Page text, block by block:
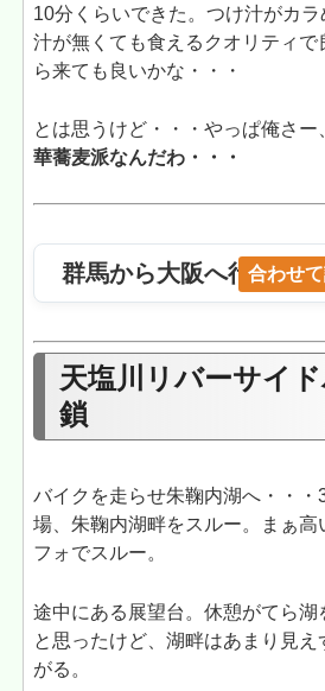
10分くらいできた。つけ汁がカ
汁が無くても食えるクオリティで
ら来ても良いかな・・・
とは思うけど・・・やっぱ俺さー
華蕎麦派なんだわ・・・
合わせ
群馬から大阪へ行く方
天塩川リバーサイ
鎖
バイクを走らせ朱鞠内湖へ・・
場、朱鞠内湖畔をスルー。まぁ
フォでスルー。
途中にある展望台。休憩がてら湖
と思ったけど、湖畔はあまり見え
がる。